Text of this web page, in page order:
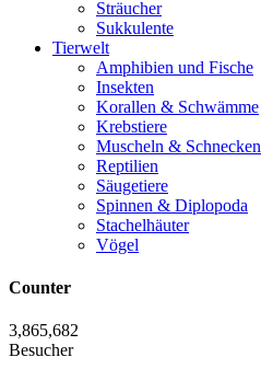
Sträucher
Sukkulente
Tierwelt
Amphibien und Fische
Insekten
Korallen & Schwämme
Krebstiere
Muscheln & Schnecken
Reptilien
Säugetiere
Spinnen & Diplopoda
Stachelhäuter
Vögel
Counter
3,865,682
Besucher